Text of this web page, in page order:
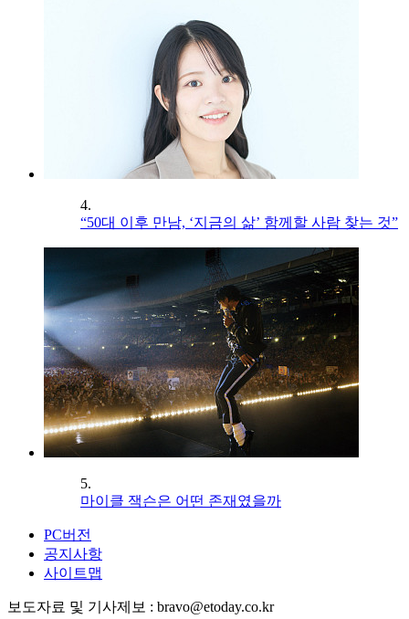
4.
“50대 이후 만남, ‘지금의 삶’ 함께할 사람 찾는 것”
5.
마이클 잭슨은 어떤 존재였을까
PC버전
공지사항
사이트맵
보도자료 및 기사제보 : bravo@etoday.co.kr